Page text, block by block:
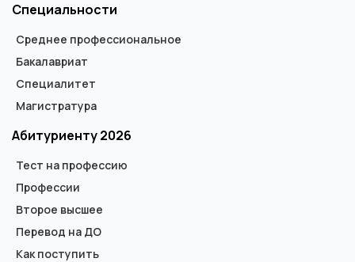
Специальности
Среднее профессиональное
Бакалавриат
Специалитет
Магистратура
Абитуриенту 2026
Тест на профессию
Профессии
Второе высшее
Перевод на ДО
Как поступить